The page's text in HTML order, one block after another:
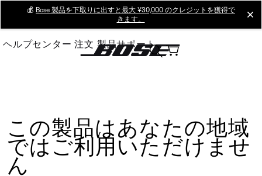
Main
💰 Bose 製品を下取りに出すと最大 ¥30,000 のクレジットを獲得で
きます。
ヘルプセンター 注文 製品サポート
この製品はあなたの地域
ではご利用いただけませ
ん